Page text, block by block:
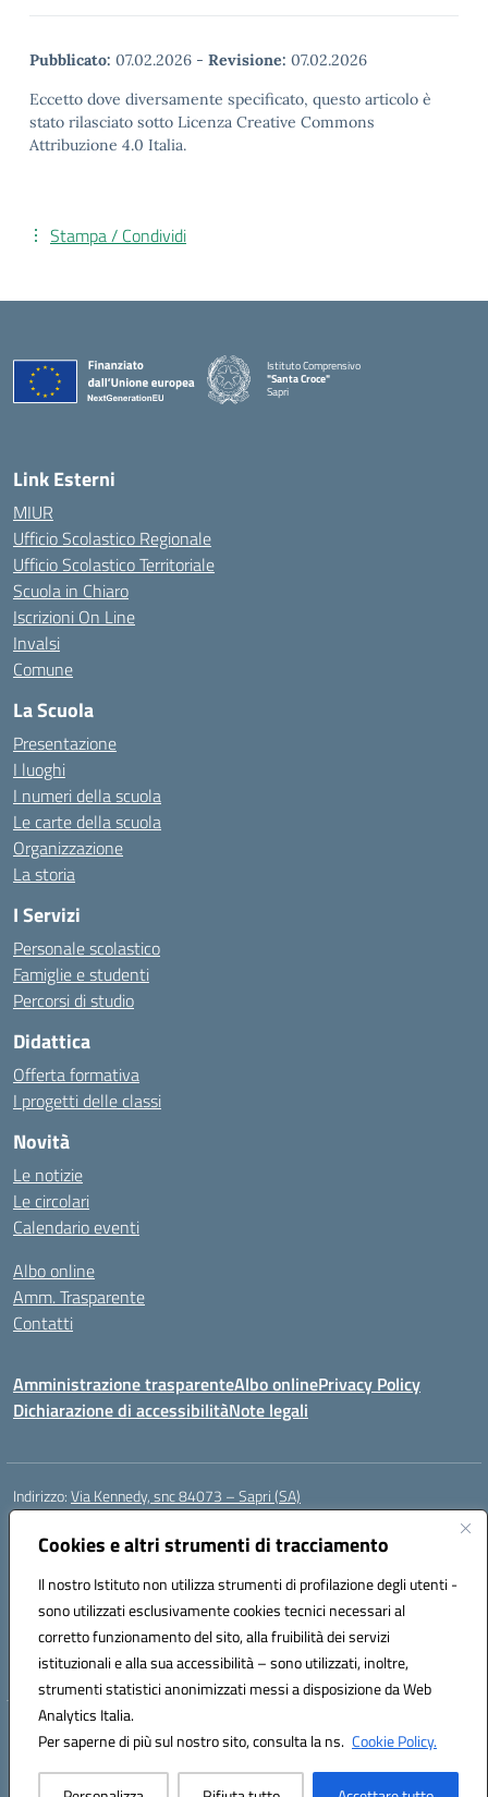
Cookies e altri strumenti di tracciamento
Il nostro Istituto non utilizza strumenti di profilazione degli utenti -
sono utilizzati esclusivamente cookies tecnici necessari al
corretto funzionamento del sito, alla fruibilità dei servizi
istituzionali e alla sua accessibilità – sono utilizzati, inoltre,
strumenti statistici anonimizzati messi a disposizione da Web
Analytics Italia.
Per saperne di più sul nostro sito, consulta la ns. Cookie Policy.
Pubblicato: 07.02.2026 - Revisione: 07.02.2026
Eccetto dove diversamente specificato, questo articolo è
stato rilasciato sotto Licenza Creative Commons
Attribuzione 4.0 Italia.
Stampa / Condividi
Istituto Comprensivo
"Santa Croce"
Sapri
Link Esterni
MIUR
Ufficio Scolastico Regionale
Ufficio Scolastico Territoriale
Scuola in Chiaro
Iscrizioni On Line
Invalsi
Comune
La Scuola
Presentazione
I luoghi
I numeri della scuola
Le carte della scuola
Organizzazione
La storia
I Servizi
Personale scolastico
Famiglie e studenti
Percorsi di studio
Didattica
Offerta formativa
I progetti delle classi
Novità
Le notizie
Le circolari
Calendario eventi
Albo online
Amm. Trasparente
Contatti
Amministrazione trasparenteAlbo onlinePrivacy Policy
Dichiarazione di accessibilitàNote legali
Indirizzo:Via Kennedy, snc 84073 – Sapri (SA)
Centralino:0973 603999 Email:saic878008@istruzione.it
Posta elettronica certificata (PEC):saic878008@pec.istruzione.it
Codice fiscale: 84002700650
Codice meccanografico:SAIC878008
Codice Indice delle Pubbliche Amministrazioni (IPA): istsc_saic878008
Codice unico di fatturazione (CUF): UFYPHY
Hosting & Powered by 3D Solution S.r.l.
Concept & Design by Designers Italia